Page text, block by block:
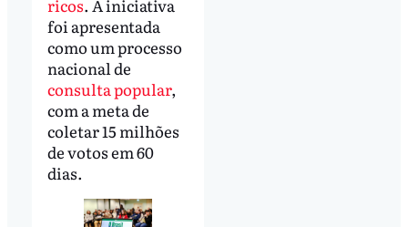
ricos. A iniciativa
foi apresentada
como um processo
nacional de
consulta popular,
com a meta de
coletar 15 milhões
de votos em 60
dias.